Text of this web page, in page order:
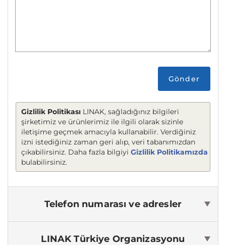
Gönder
Gizlilik Politikası LINAK, sağladığınız bilgileri
şirketimiz ve ürünlerimiz ile ilgili olarak sizinle
iletişime geçmek amacıyla kullanabilir. Verdiğiniz
izni istediğiniz zaman geri alıp, veri tabanımızdan
çıkabilirsiniz. Daha fazla bilgiyi Gizlilik Politikamızda
bulabilirsiniz.
Telefon numarası ve adresler
LINAK Türkiye Organizasyonu